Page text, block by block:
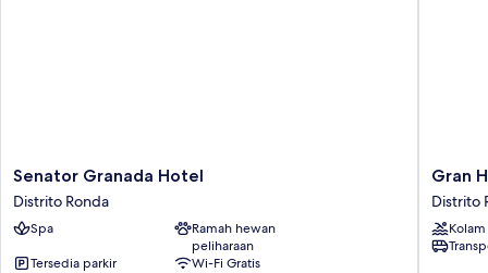
Senator
Granada
Hotel
Distrito
Senator Granada Hotel
Distrito Ronda
Spa
Ramah hewan
peliharaan
Tersedia parkir
Wi-Fi Gratis
Gran
Hotel
Luna
de
Granada
Gran
Distrito